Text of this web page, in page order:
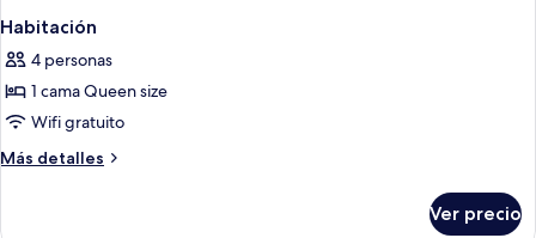
Habitación
4 personas
1 cama Queen size
Wifi gratuito
Más detalles
Más
Ver precio